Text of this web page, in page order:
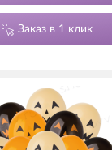
Заказ в 1 клик